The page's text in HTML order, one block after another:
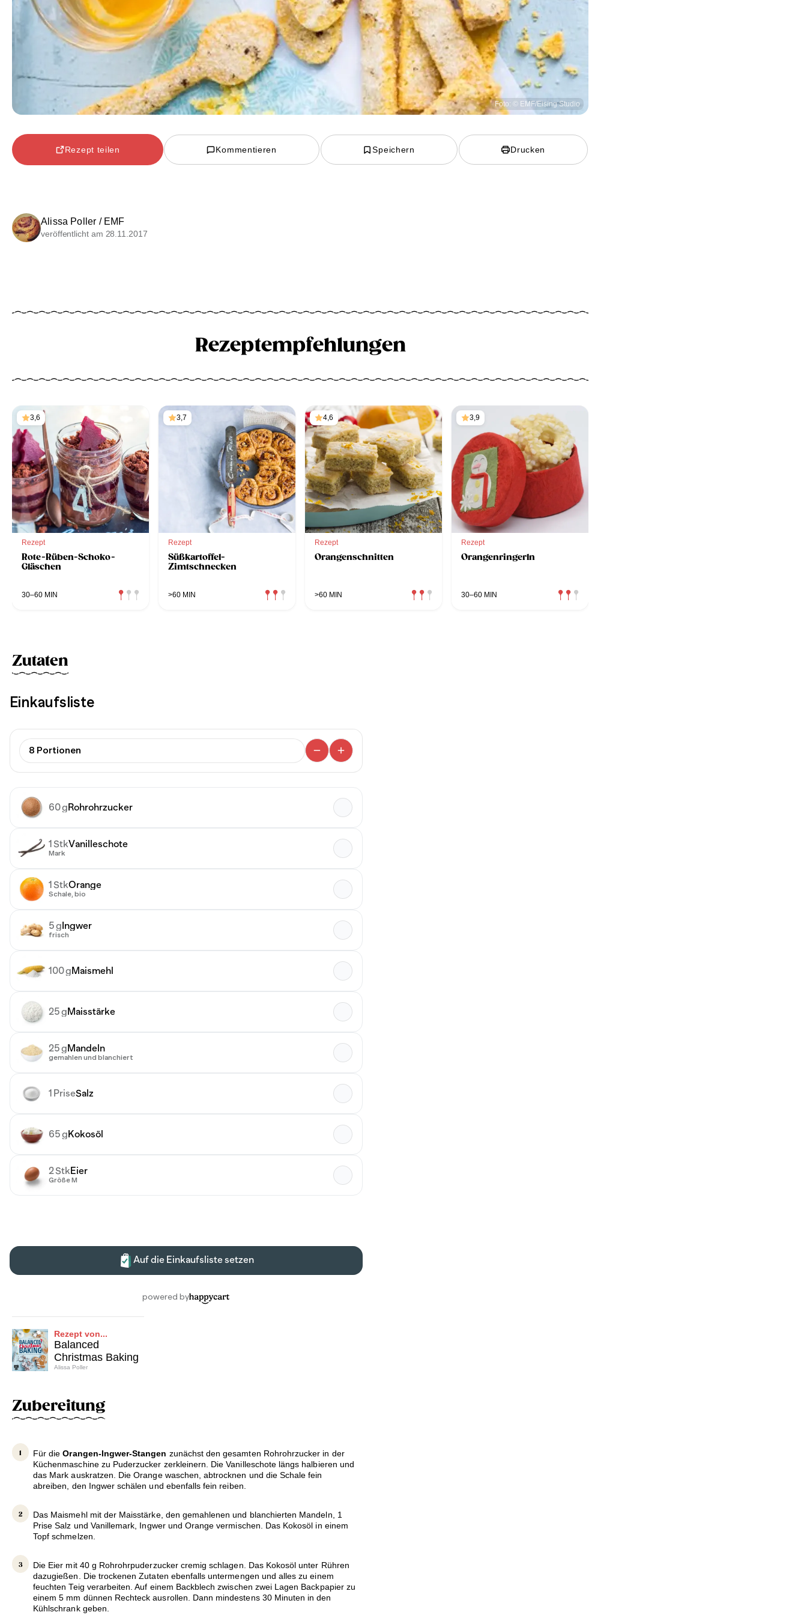
Foto: © EMF/Eising Studio
Rezept teilen Kommentieren Speichern Drucken
Alissa Poller / EMF
veröffentlicht am 28.11.2017
Rezeptempfehlungen
3,6
Rezept
Rote-Rüben-Schoko-
Gläschen
30–60 MIN
3,7
Rezept
Süßkartoffel-
Zimtschnecken
>60 MIN
4,6
Rezept
Orangenschnitten
>60 MIN
3,9
Rezept
Orangenringerln
30–60 MIN
Zutaten
Rezept von...
Balanced
Christmas Baking
Alissa Poller
Zubereitung
Für dieOrangen-Ingwer-Stangen zunächst den gesamten Rohrohrzucker in der
Küchenmaschine zu Puderzucker zerkleinern. Die Vanilleschote längs halbieren und
das Mark auskratzen. Die Orange waschen, abtrocknen und die Schale fein
abreiben, den Ingwer schälen und ebenfalls fein reiben.
Das Maismehl mit der Maisstärke, den gemahlenen und blanchierten Mandeln, 1
Prise Salz und Vanillemark, Ingwer und Orange vermischen. Das Kokosöl in einem
Topf schmelzen.
Die Eier mit 40 g Rohrohrpuderzucker cremig schlagen. Das Kokosöl unter Rühren
dazugießen. Die trockenen Zutaten ebenfalls untermengen und alles zu einem
feuchten Teig verarbeiten. Auf einem Backblech zwischen zwei Lagen Backpapier zu
einem 5 mm dünnen Rechteck ausrollen. Dann mindestens 30 Minuten in den
Kühlschrank geben.